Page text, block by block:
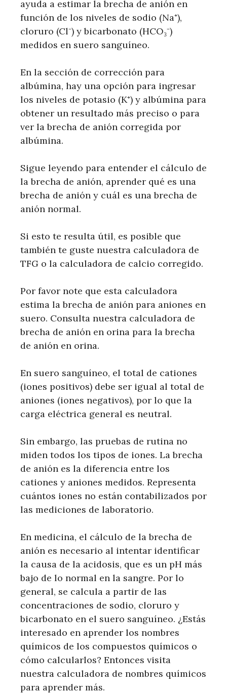
ayuda a estimar la brecha de anión en
función de los niveles de sodio (Na⁺),
cloruro (Cl⁻) y bicarbonato (HCO₃⁻)
medidos en suero sanguíneo.
En la sección de corrección para
albúmina, hay una opción para ingresar
los niveles de potasio (K⁺) y albúmina para
obtener un resultado más preciso o para
ver la brecha de anión corregida por
albúmina.
Sigue leyendo para entender el cálculo de
la brecha de anión, aprender qué es una
brecha de anión y cuál es una brecha de
anión normal.
Si esto te resulta útil, es posible que
también te guste nuestra calculadora de
TFG o la calculadora de calcio corregido.
Por favor note que esta calculadora
estima la brecha de anión para aniones en
suero. Consulta nuestra calculadora de
brecha de anión en orina para la brecha
de anión en orina.
En suero sanguíneo, el total de cationes
(iones positivos) debe ser igual al total de
aniones (iones negativos), por lo que la
carga eléctrica general es neutral.
Sin embargo, las pruebas de rutina no
miden todos los tipos de iones. La brecha
de anión es la diferencia entre los
cationes y aniones medidos. Representa
cuántos iones no están contabilizados por
las mediciones de laboratorio.
En medicina, el cálculo de la brecha de
anión es necesario al intentar identificar
la causa de la acidosis, que es un pH más
bajo de lo normal en la sangre. Por lo
general, se calcula a partir de las
concentraciones de sodio, cloruro y
bicarbonato en el suero sanguíneo. ¿Estás
interesado en aprender los nombres
químicos de los compuestos químicos o
cómo calcularlos? Entonces visita
nuestra calculadora de nombres químicos
para aprender más.